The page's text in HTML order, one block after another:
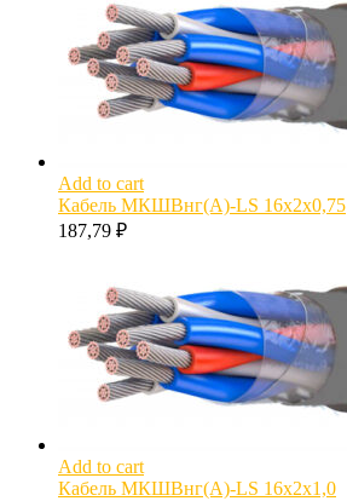
Add to cart
Кабель МКШВнг(А)-LS 16х2х0,75
187,79 ₽
Add to cart
Кабель МКШВнг(А)-LS 16х2х1,0